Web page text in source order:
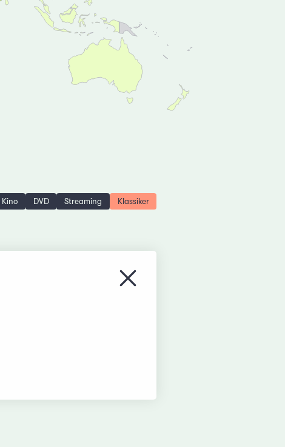
Kino DVD Streaming Klassiker
Menü schliessen